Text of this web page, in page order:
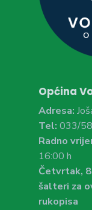
Općina
Adresa:
Tel: 033/
Radno
16:00 h
Četvrtak,
šalteri za
rukopisa